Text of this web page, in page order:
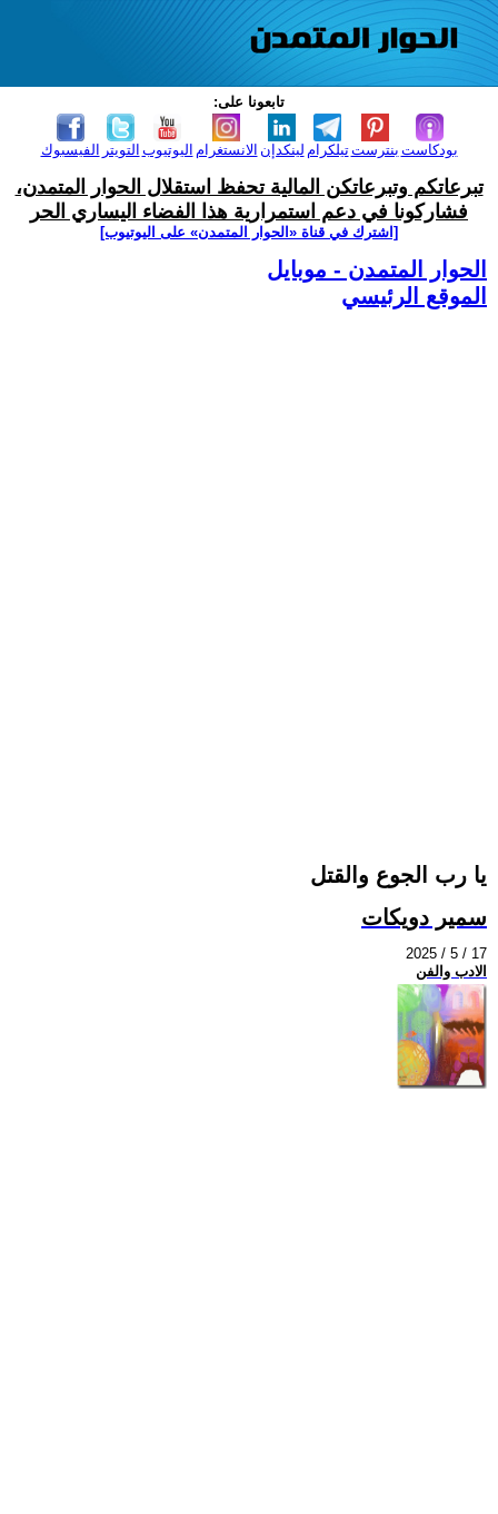
تابعونا على:
الفيسبوك التويتر اليوتيوب الانستغرام لينكدإن تيلكرامبنترست بودكاست
تبرعاتكم وتبرعاتكن المالية تحفظ استقلال الحوار المتمدن،
فشاركونا في دعم استمرارية هذا الفضاء اليساري الحر
[اشترك في قناة ‫«الحوار المتمدن» على اليوتيوب]
الحوار المتمدن - موبايل
الموقع الرئيسي
يا رب الجوع والقتل
سمير دويكات
2025 / 5 / 17
الادب والفن